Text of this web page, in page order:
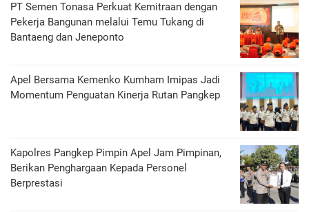
PT Semen Tonasa Perkuat Kemitraan dengan
Pekerja Bangunan melalui Temu Tukang di
Bantaeng dan Jeneponto
Apel Bersama Kemenko Kumham Imipas Jadi
Momentum Penguatan Kinerja Rutan Pangkep
Kapolres Pangkep Pimpin Apel Jam Pimpinan,
Berikan Penghargaan Kepada Personel
Berprestasi